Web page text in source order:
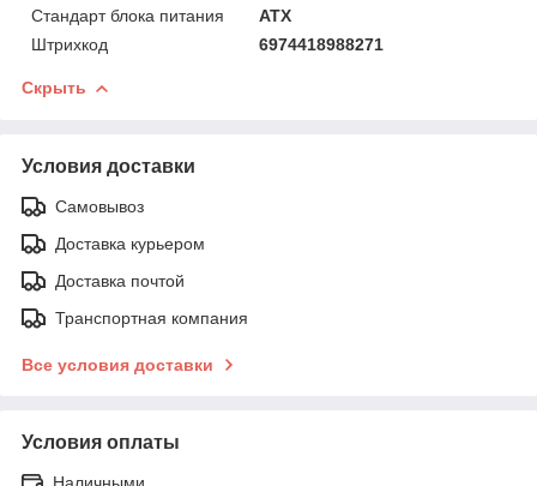
Стандарт блока питания
ATX
Штрихкод
6974418988271
Скрыть
Условия доставки
Самовывоз
Доставка курьером
Доставка почтой
Транспортная компания
Все условия доставки
Условия оплаты
Наличными